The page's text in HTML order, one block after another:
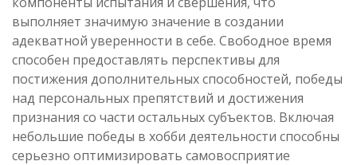
выполняет значимую значение в создании
адекватной уверенности в себе. Свободное время
способен предоставлять перспективы для
постижения дополнительных способностей, победы
над персональных препятствий и достижения
признания со части остальных субъектов. Включая
небольшие победы в хобби деятельности способны
серьезно оптимизировать самовосприятие